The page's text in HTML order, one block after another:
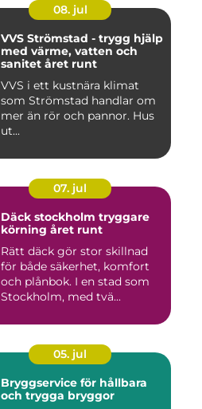
08. jul
VVS Strömstad - trygg hjälp
med värme, vatten och
sanitet året runt
VVS i ett kustnära klimat
som Strömstad handlar om
mer än rör och pannor. Hus
ut...
07. jul
Däck stockholm tryggare
körning året runt
Rätt däck gör stor skillnad
för både säkerhet, komfort
och plånbok. I en stad som
Stockholm, med tvä...
05. jul
Bryggservice för hållbara
och trygga bryggor